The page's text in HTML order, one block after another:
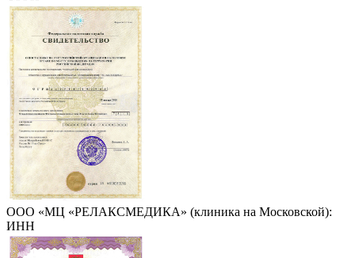
ООО «МЦ «РЕЛАКСМЕДИКА» (клиника на Московской):
ИНН